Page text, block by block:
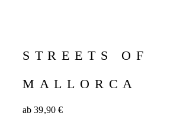
STREETS OF
MALLORCA
ab39,90€